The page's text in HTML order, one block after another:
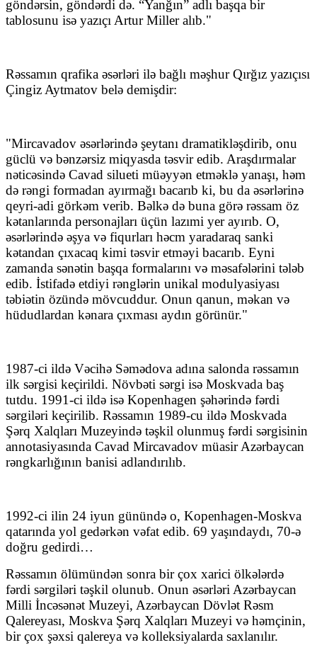
göndərsin, göndərdi də. “Yanğın” adlı başqa bir
tablosunu isə yazıçı Artur Miller alıb."
Rəssamın qrafika əsərləri ilə bağlı məşhur Qırğız yazıçısı
Çingiz Aytmatov belə demişdir:
"Mircavadov əsərlərində şeytanı dramatikləşdirib, onu
güclü və bənzərsiz miqyasda təsvir edib. Araşdırmalar
nəticəsində Cavad silueti müəyyən etməklə yanaşı, həm
də rəngi formadan ayırmağı bacarıb ki, bu da əsərlərinə
qeyri-adi görkəm verib. Bəlkə də buna görə rəssam öz
kətanlarında personajları üçün lazımi yer ayırıb. O,
əsərlərində əşya və fiqurları həcm yaradaraq sanki
kətandan çıxacaq kimi təsvir etməyi bacarıb. Eyni
zamanda sənətin başqa formalarını və məsafələrini tələb
edib. İstifadə etdiyi rənglərin unikal modulyasiyası
təbiətin özündə mövcuddur. Onun qanun, məkan və
hüdudlardan kənara çıxması aydın görünür."
1987-ci ildə Vəcihə Səmədova adına salonda rəssamın
ilk sərgisi keçirildi. Növbəti sərgi isə Moskvada baş
tutdu. 1991-ci ildə isə Kopenhagen şəhərində fərdi
sərgiləri keçirilib. Rəssamın 1989-cu ildə Moskvada
Şərq Xalqları Muzeyində təşkil olunmuş fərdi sərgisinin
annotasiyasında Cavad Mircavadov müasir Azərbaycan
rəngkarlığının banisi adlandırılıb.
1992-ci ilin 24 iyun günündə o, Kopenhagen-Moskva
qatarında yol gedərkən vəfat edib. 69 yaşındaydı, 70-ə
doğru gedirdi…
Rəssamın ölümündən sonra bir çox xarici ölkələrdə
fərdi sərgiləri təşkil olunub. Onun əsərləri Azərbaycan
Milli İncəsənət Muzeyi, Azərbaycan Dövlət Rəsm
Qalereyası, Moskva Şərq Xalqları Muzeyi və həmçinin,
bir çox şəxsi qalereya və kolleksiyalarda saxlanılır.